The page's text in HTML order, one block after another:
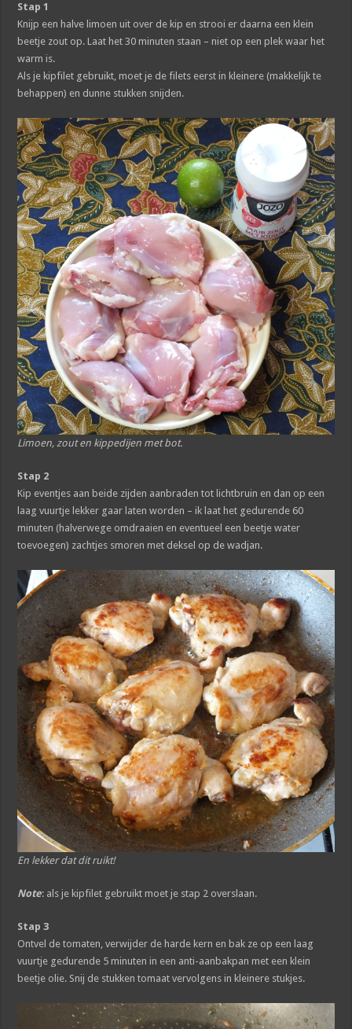
Stap 1
Knijp een halve limoen uit over de kip en strooi er daarna een klein
beetje zout op. Laat het 30 minuten staan – niet op een plek waar het
warm is.
Als je kipfilet gebruikt, moet je de filets eerst in kleinere (makkelijk te
behappen) en dunne stukken snijden.
Limoen, zout en kippedijen met bot.
Stap 2
Kip eventjes aan beide zijden aanbraden tot lichtbruin en dan op een
laag vuurtje lekker gaar laten worden – ik laat het gedurende 60
minuten (halverwege omdraaien en eventueel een beetje water
toevoegen) zachtjes smoren met deksel op de wadjan.
En lekker dat dit ruikt!
Note: als je kipfilet gebruikt moet je stap 2 overslaan.
Stap 3
Ontvel de tomaten, verwijder de harde kern en bak ze op een laag
vuurtje gedurende 5 minuten in een anti-aanbakpan met een klein
beetje olie. Snij de stukken tomaat vervolgens in kleinere stukjes.